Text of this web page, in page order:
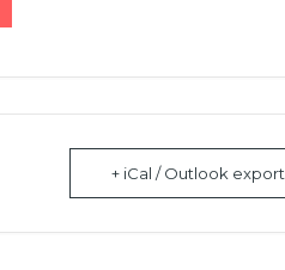
+ iCal / Outlook export